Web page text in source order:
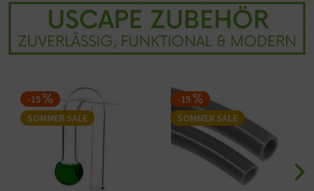
-15
SOMMER SALE
SOMMER SALE